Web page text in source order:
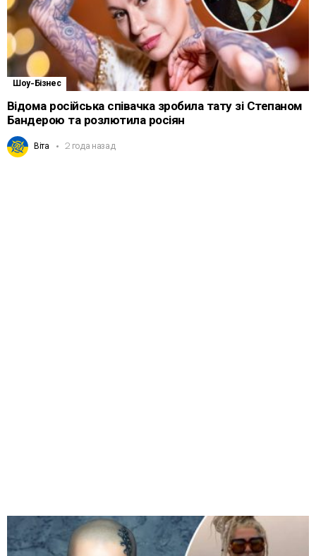
Шоу-Бізнес
Відома російська співачка зробила тату зі Степаном
Бандерою та розлютила росіян
Віта 2 года назад